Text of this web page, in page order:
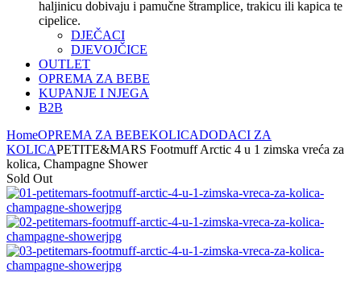
haljinicu dobivaju i pamučne štramplice, trakicu ili kapica te
cipelice.
DJEČACI
DJEVOJČICE
OUTLET
OPREMA ZA BEBE
KUPANJE I NJEGA
B2B
HomeOPREMA ZA BEBEKOLICADODACI ZA
KOLICAPETITE&MARS Footmuff Arctic 4 u 1 zimska vreća za
kolica, Champagne Shower
Sold Out